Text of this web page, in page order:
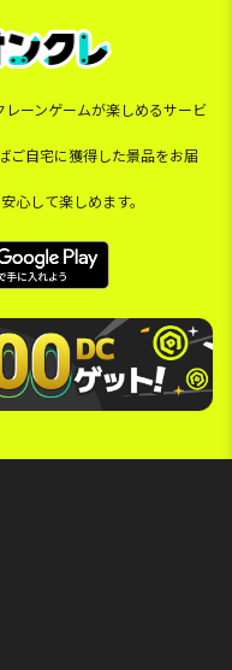
ーンゲームが楽しめるサービ
ご自宅に獲得した景品をお届
心して楽しめます。